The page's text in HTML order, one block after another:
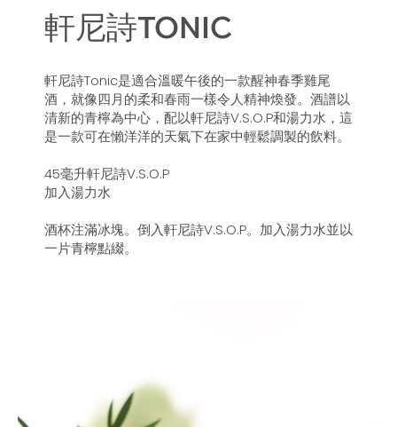
軒尼詩TONIC
軒尼詩Tonic是適合溫暖午後的一款醒神春季雞尾
酒，就像四月的柔和春雨一樣令人精神煥發。酒譜以
清新的青檸為中心，配以軒尼詩V.S.O.P和湯力水，這
是一款可在懶洋洋的天氣下在家中輕鬆調製的飲料。
45毫升軒尼詩V.S.O.P
加入湯力水
酒杯注滿冰塊。倒入軒尼詩V.S.O.P。加入湯力水並以
一片青檸點綴。